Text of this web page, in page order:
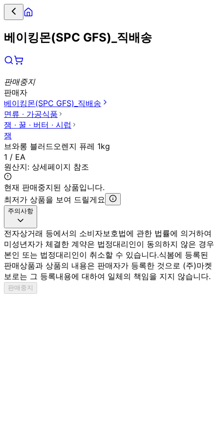
베이킹몬(SPC GFS)_직배송
판매중지
판매자
베이킹몬(SPC GFS)_직배송
면류 ∙ 가공식품
잼 ∙ 꿀 ∙ 버터 ∙ 시럽
잼
브와롱 블러드오렌지 퓨레 1kg
1 / EA
원산지: 상세페이지 참조
현재 판매중지된 상품입니다.
최저가 상품을 보여 드릴게요
주의사항
전자상거래 등에서의 소비자보호법에 관한 법률에 의거하여
미성년자가 체결한 계약은 법정대리인이 동의하지 않은 경우
본인 또는 법정대리인이 취소할 수 있습니다.식봄에 등록된
판매상품과 상품의 내용은 판매자가 등록한 것으로 (주)마켓
보로는 그 등록내용에 대하여 일체의 책임을 지지 않습니다.
판매중지